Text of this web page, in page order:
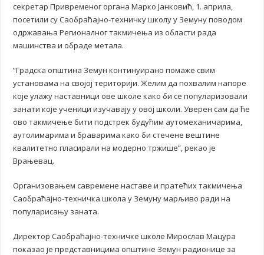
секретар Привременог органа Марко Јанковић, 1. априла,
посетили су Саобраћајно-техничку школу у Земуну поводом
одржавања Регионалног такмичења из области рада
машинства и обраде метала.
”Градска општина Земун континуирано помаже свим
установама на својој територији. Желим да похвалим напоре
које улажу наставници ове школе како би се популаризовали
занати које ученици изучавају у овој школи. Уверен сам да ће
ово такмичење бити подстрек будућим аутомеханичарима,
аутолимарима и браварима како би стечене вештине
квалитетно пласирали на модерно тржишe”, рекао је
Врањевац.
Организовањем савремене наставе и пратећих такмичења
Саобраћајно-техничка школа у Земуну марљиво ради на
популарисању занатa.
Директор Саобраћајно-техничке школе Мирослав Мацура
показао је представницима општине Земун радионице за